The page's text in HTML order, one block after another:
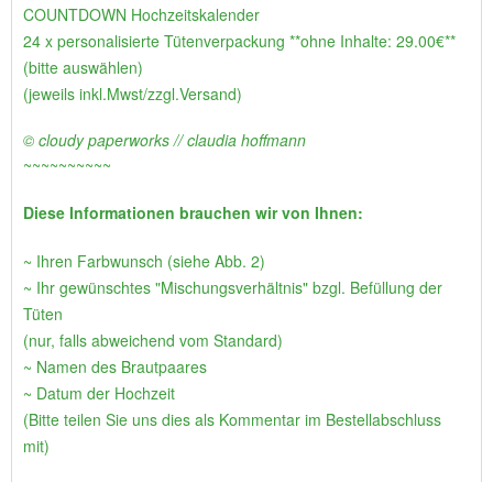
COUNTDOWN Hochzeitskalender
24 x personalisierte Tütenverpackung **ohne Inhalte: 29.00€**
(bitte auswählen)
(jeweils inkl.Mwst/zzgl.Versand)
© cloudy paperworks // claudia hoffmann
~~~~~~~~~~
Diese Informationen brauchen wir von Ihnen:
~ Ihren Farbwunsch (siehe Abb. 2)
~ Ihr gewünschtes "Mischungsverhältnis" bzgl. Befüllung der
Tüten
(nur, falls abweichend vom Standard)
~ Namen des Brautpaares
~ Datum der Hochzeit
(Bitte teilen Sie uns dies als Kommentar im Bestellabschluss
mit)